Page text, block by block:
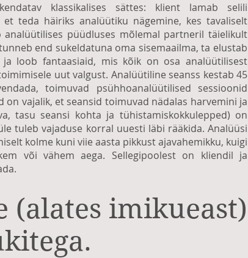
klassikalises sättes: klient lamab selili
teda häiriks analüütiku nägemine, kes tavaliselt
püüdluses mõlemal partneril täielikult
end sukeldatuna oma sisemaailma, ta elustab
loob fantaasiaid, mis kõik on osa analüütilisest
uut valgust. Analüütiline seanss kestab 45
toimuvad psühhoanalüütilised sessioonid
vajalik, et seansid toimuvad nädalas harvemini ja
tasu seansi kohta ja tühistamiskokkulepped) on
tuleb vajaduse korral uuesti läbi rääkida. Analüüsi
kolme kuni viie aasta pikkust ajavahemikku, kuigi
või vähem aega. Sellegipoolest on kliendil ja
(alates imikueast)